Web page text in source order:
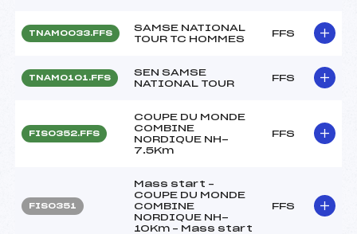
TNAM0033.FFS
SAMSE NATIONAL
TOUR TC HOMMES
FFS
TNAM0101.FFS
SEN SAMSE
NATIONAL TOUR
FFS
FIS0352.FFS
COUPE DU MONDE
COMBINE
NORDIQUE NH-
7.5Km
FFS
FIS0351
Mass start –
COUPE DU MONDE
COMBINE
NORDIQUE NH-
10Km – Mass start
FFS